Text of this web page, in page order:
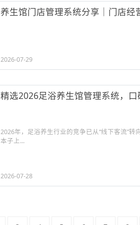
养生馆门店管理系统分享｜门店经
2026-07-29
精选2026足浴养生馆管理系统，
2026年，足浴养生行业的竞争已从“线下客流”
本子上...
2026-07-28